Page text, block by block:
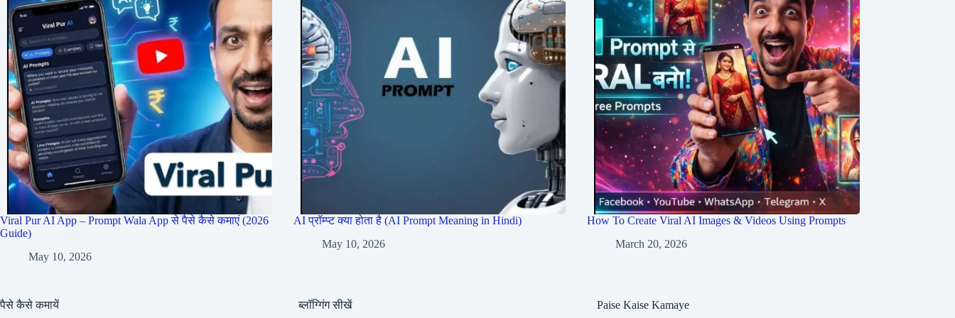
Viral Pur AI App – Prompt Wala App से पैसे कैसे कमाएं (2026
Guide)
May 10, 2026
AI प्रॉम्प्ट क्या होता है (AI Prompt Meaning in Hindi)
May 10, 2026
How To Create Viral AI Images & Videos Using Prompts
March 20, 2026
पैसे कैसे कमायें ब्लॉग्गिंग सीखें Paise Kaise Kamaye